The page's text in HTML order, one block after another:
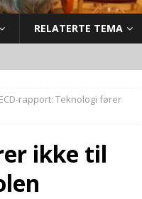
RELATERTE TEMA
rapport: Teknologi fører
ikke til